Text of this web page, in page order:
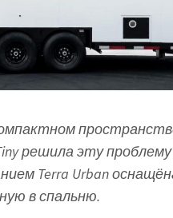
решила эту
Terra Urban
в спальню.